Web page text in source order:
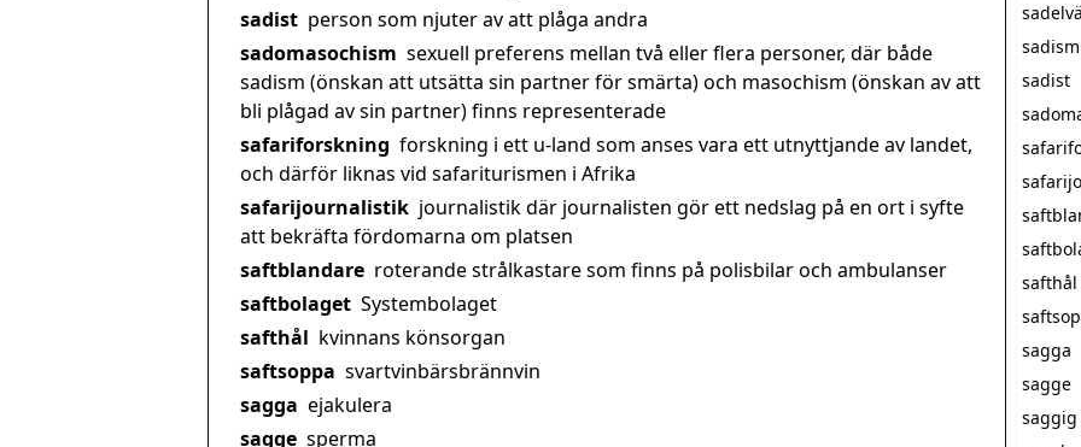
sadist person som njuter av att plåga andra
sadomasochism sexuell preferens mellan två eller flera personer, där både
sadism (önskan att utsätta sin partner för smärta) och masochism (önskan av att
bli plågad av sin partner) finns representerade
safariforskning forskning i ett u-land som anses vara ett utnyttjande av landet,
och därför liknas vid safariturismen i Afrika
safarijournalistik journalistik där journalisten gör ett nedslag på en ort i syfte
att bekräfta fördomarna om platsen
saftblandare roterande strålkastare som finns på polisbilar och ambulanser
saftbolaget Systembolaget
safthål kvinnans könsorgan
saftsoppa svartvinbärsbrännvin
sagga ejakulera
sagge sperma
sadism
sadist
safthål
sagga
sagge
saggig